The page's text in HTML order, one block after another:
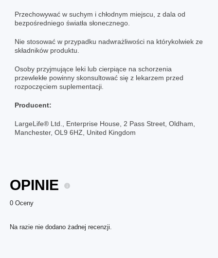
Przechowywać w suchym i chłodnym miejscu, z dala od
bezpośredniego światła słonecznego.
Nie stosować w przypadku nadwrażliwości na którykolwiek ze
składników produktu.
Osoby przyjmujące leki lub cierpiące na schorzenia
przewlekłe powinny skonsultować się z lekarzem przed
rozpoczęciem suplementacji.
Producent:
LargeLife® Ltd., Enterprise House, 2 Pass Street, Oldham,
Manchester, OL9 6HZ, United Kingdom
OPINIE
0 Oceny
Na razie nie dodano żadnej recenzji.